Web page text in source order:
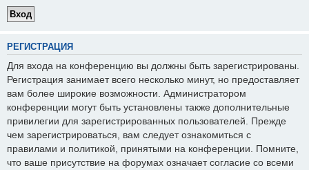
РЕГИСТРАЦИЯ
Для входа на конференцию вы должны быть зарегистрированы.
Регистрация занимает всего несколько минут, но предоставляет
вам более широкие возможности. Администратором
конференции могут быть установлены также дополнительные
привилегии для зарегистрированных пользователей. Прежде
чем зарегистрироваться, вам следует ознакомиться с
правилами и политикой, принятыми на конференции. Помните,
что ваше присутствие на форумах означает согласие со всеми